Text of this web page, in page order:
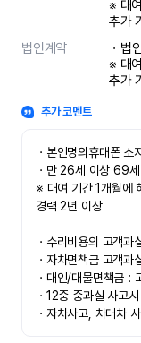
※ 대
추가
법인계약
ㆍ법
※ 대
추가
추가 코멘트
ㆍ본인명의휴대폰 소
ㆍ만 26세 이상 69
※ 대여 기간 1개월에
경력 2년 이상
ㆍ수리비용의 고객
ㆍ자차면책금 고객
ㆍ대인/대물면책금 :
ㆍ12중 중과실 사고
ㆍ자차사고, 차대차